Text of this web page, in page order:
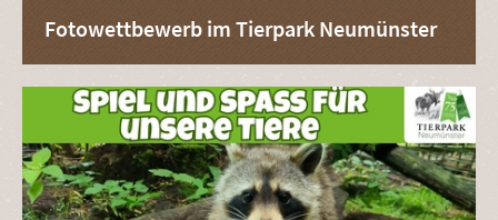
Fotowettbewerb im Tierpark Neumünster